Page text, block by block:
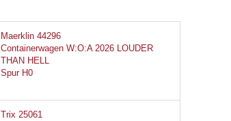
Maerklin 44296
Containerwagen W:O:A 2026 LOUDER
THAN HELL
Spur H0
Trix 25061